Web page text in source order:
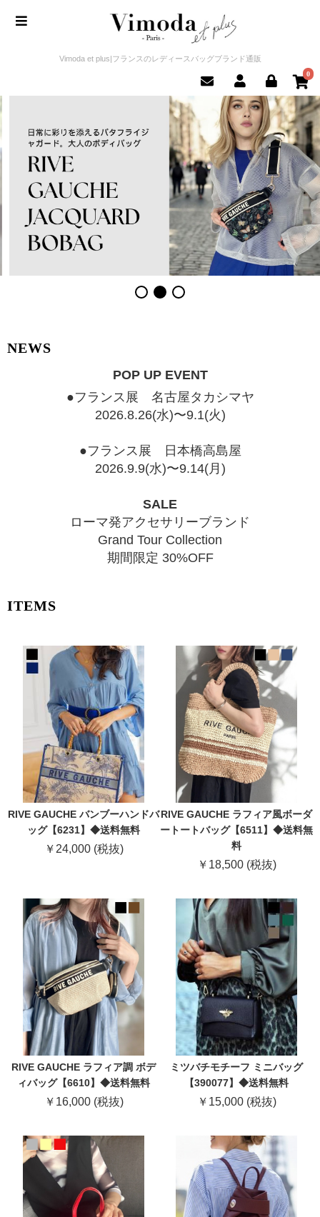
Vimoda et plus|フランスのレディースバッグブランド通販
0
NEWS
POP UP EVENT
●フランス展 名古屋タカシマヤ
2026.8.26(水)〜9.1(火)
●フランス展 日本橋高島屋
2026.9.9(水)〜9.14(月)
SALE
ローマ発アクセサリーブランド
Grand Tour Collection
期間限定 30%OFF
ITEMS
RIVE GAUCHE バンブーハンドバ
ッグ【6231】◆送料無料
￥24,000 (税抜)
RIVE GAUCHE ラフィア風ボーダ
ートートバッグ【6511】◆送料無
料
￥18,500 (税抜)
RIVE GAUCHE ラフィア調 ボデ
ィバッグ【6610】◆送料無料
￥16,000 (税抜)
ミツバチモチーフ ミニバッグ
【390077】◆送料無料
￥15,000 (税抜)